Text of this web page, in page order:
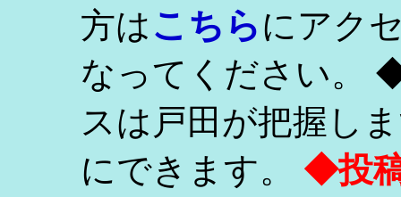
方はこちらにアク
なってください。
スは戸田が把握し
にできます。 ◆投